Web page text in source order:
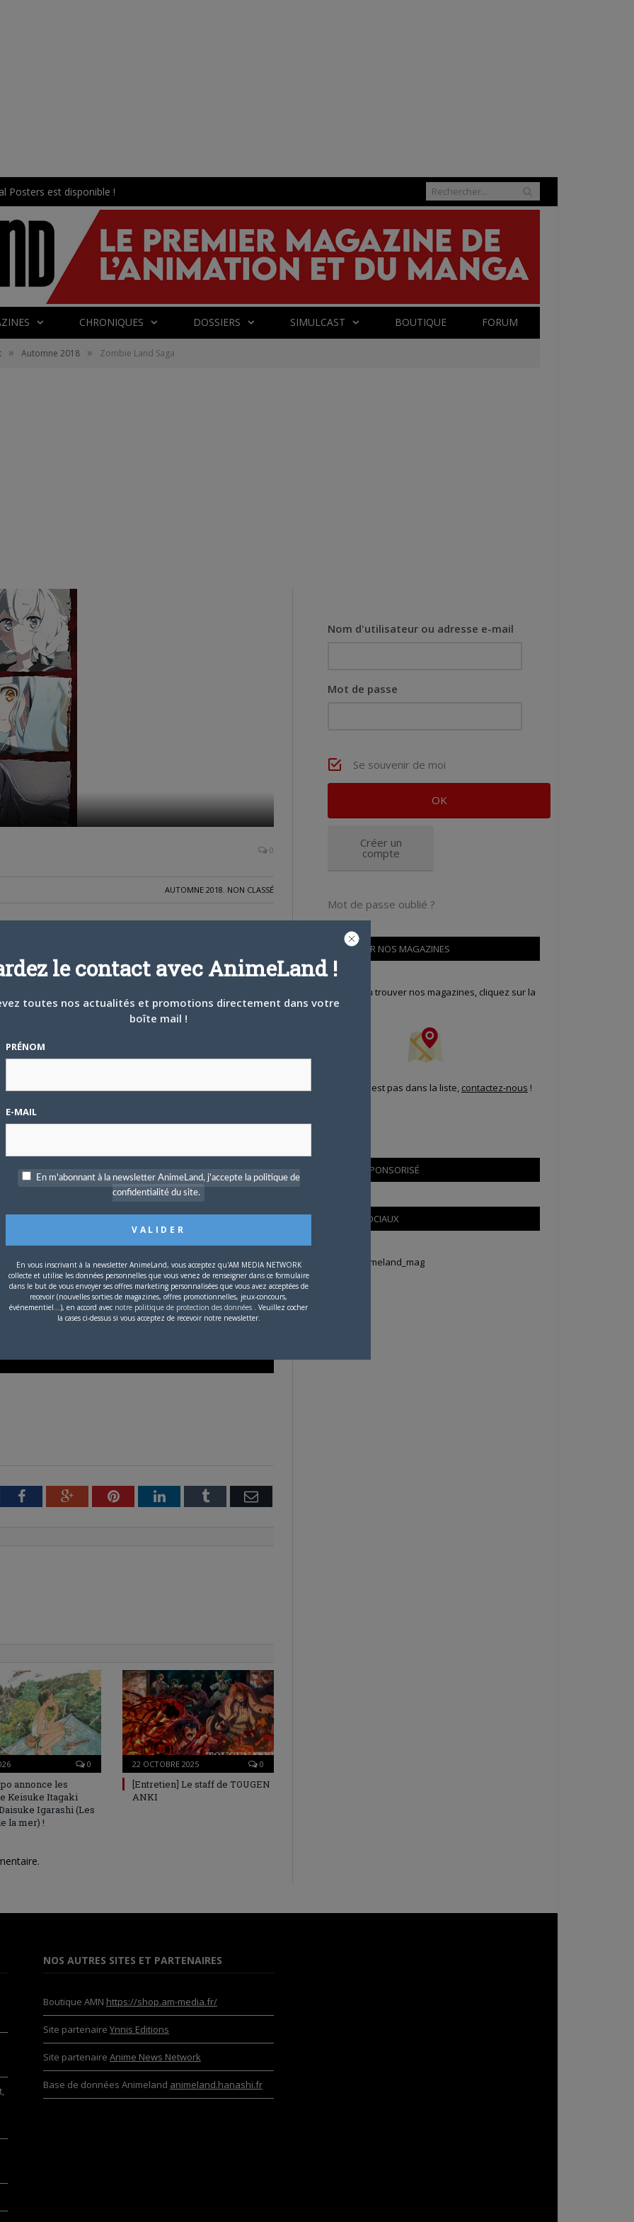
Posters est disponible !
CHRONIQUES DOSSIERS SIMULCAST BOUTIQUE FORUM
» Automne 2018 » Zombie Land Saga
0
AUTOMNE 2018, NON CLASSÉ
ordinaire jusqu’à ce que leur monde se retrouve infesté de
elles n’ont jamais souhaité se retrouver, elles partagent
FacebookGoogle+PinterestLinkedInTumblr Email
0
annonce les
Keisuke Itagaki
Igarashi (Les
la mer) !
22 OCTOBRE 2025 0
[Entretien] Le staff de TOUGEN
ANKI
Nom d'utilisateur ou adresse e-mail
Mot de passe
Se souvenir de moi
Créer un
compte
Mot de passe oublié ?
OÙ TROUVER NOS MAGAZINES
Pour savoir où trouver nos magazines, cliquez sur la
carte !
Si votre ville n'est pas dans la liste, contactez-nous !
CONTENU SPONSORISÉ
RÉSEAUX SOCIAUX
Tweets by Animeland_mag
NOS AUTRES SITES ET PARTENAIRES
Boutique AMN https://shop.am-media.fr/
Site partenaire Ynnis Editions
Site partenaire Anime News Network
Base de données Animeland animeland.hanashi.fr
le contact avec AnimeLand !
toutes nos actualités et promotions directement dans votre
boîte mail !
PRÉNOM
E-MAIL
En m'abonnant à la newsletter AnimeLand, j'accepte la politique de
confidentialité du site.
En vous inscrivant à la newsletter AnimeLand, vous acceptez qu'AM MEDIA NETWORK
collecte et utilise les données personnelles que vous venez de renseigner dans ce formulaire
dans le but de vous envoyer ses offres marketing personnalisées que vous avez acceptées de
recevoir (nouvelles sorties de magazines, offres promotionnelles, jeux-concours,
événementiel...), en accord avec notre politique de protection des données . Veuillez cocher
la cases ci-dessus si vous acceptez de recevoir notre newsletter.